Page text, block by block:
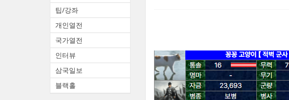
팁/강좌
개인열전
국가열전
인터뷰
삼국일보
블랙홀